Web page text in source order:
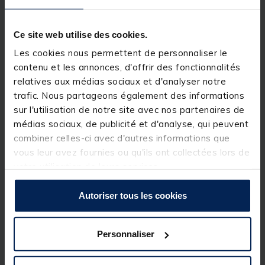
Ce site web utilise des cookies.
Les cookies nous permettent de personnaliser le
contenu et les annonces, d'offrir des fonctionnalités
relatives aux médias sociaux et d'analyser notre
trafic. Nous partageons également des informations
sur l'utilisation de notre site avec nos partenaires de
médias sociaux, de publicité et d'analyse, qui peuvent
combiner celles-ci avec d'autres informations que
vous leur avez fournies ou qu'ils ont collectées lors de
Autoriser tous les cookies
Personnaliser
Un set complet, fiable, esthétique, et parfaitement
Détails
Ensemble complet : 2 détecteurs + 1 centrale+ 1
Réglages des détecteurs :
6 volumes
6 sensibilités
Night Lightintégré
Double LED à touche +LED mémoire 20 secondes
son / lumière / vibration
vibration)